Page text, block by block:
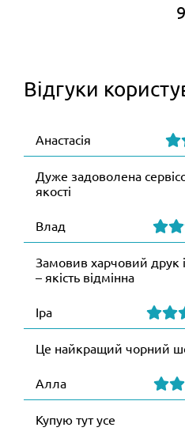
Відгуки
Анастасія
Дуже задоволена
якості
Влад
Замовив харчовий друк
– якість відмінна
Іра
Це найкращий чорний
Алла
Купую тут усе